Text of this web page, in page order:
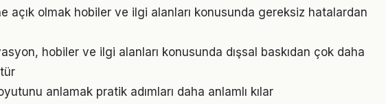
açık olmak hobiler ve ilgi alanları konusunda gereksiz hatalardan
hobiler ve ilgi alanları konusunda dışsal baskıdan çok daha
anlamak pratik adımları daha anlamlı kılar